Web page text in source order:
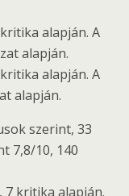
alapján. A
alapján.
alapján. A
alapján.
szerint, 33
7,8/10, 140
7 kritika alapján.